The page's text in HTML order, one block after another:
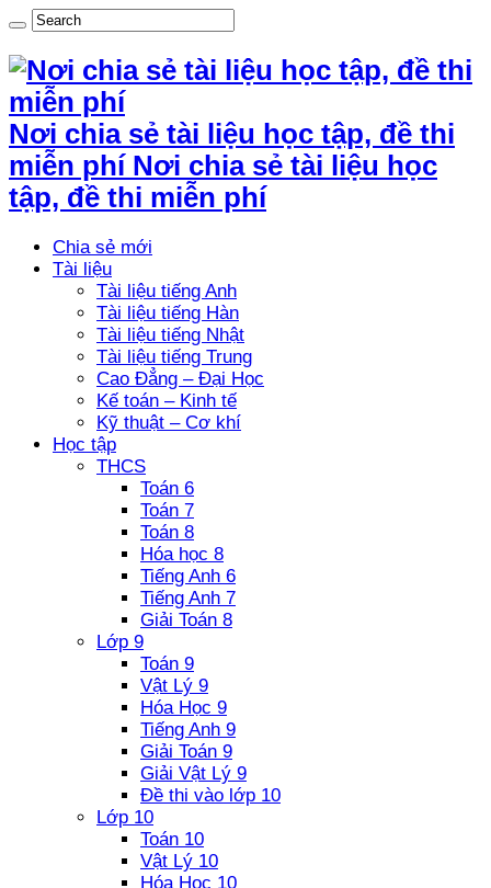
Nơi chia sẻ tài liệu học tập, đề thi
miễn phí Nơi chia sẻ tài liệu học
tập, đề thi miễn phí
Chia sẻ mới
Tài liệu
Tài liệu tiếng Anh
Tài liệu tiếng Hàn
Tài liệu tiếng Nhật
Tài liệu tiếng Trung
Cao Đẳng – Đại Học
Kế toán – Kinh tế
Kỹ thuật – Cơ khí
Học tập
THCS
Toán 6
Toán 7
Toán 8
Hóa học 8
Tiếng Anh 6
Tiếng Anh 7
Giải Toán 8
Lớp 9
Toán 9
Vật Lý 9
Hóa Học 9
Tiếng Anh 9
Giải Toán 9
Giải Vật Lý 9
Đề thi vào lớp 10
Lớp 10
Toán 10
Vật Lý 10
Hóa Học 10